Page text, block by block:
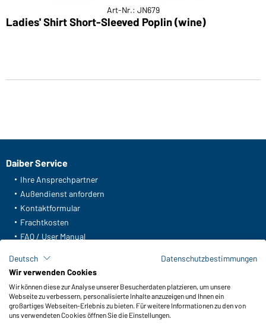
Art-Nr.: JN679
Ladies' Shirt Short-Sleeved Poplin (wine)
Daiber Service
Ihre Ansprechpartner
Außendienst anfordern
Kontaktformular
Frachtkosten
FAQ / User Manual
Meldeportal nach Hinweisgeberschutz
Funktionen & Pflege
Produkteigenschaften
Pflegehinweise
Deutsch
Datenschutzbestimmungen
Wir verwenden Cookies
Wir können diese zur Analyse unserer Besucherdaten platzieren, um unsere
Webseite zu verbessern, personalisierte Inhalte anzuzeigen und Ihnen ein
großartiges Webseiten-Erlebnis zu bieten. Für weitere Informationen zu den von
uns verwendeten Cookies öffnen Sie die Einstellungen.